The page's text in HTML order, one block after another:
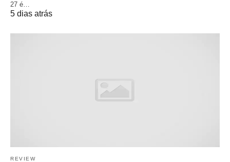
27 é…
5 dias atrás
REVIEW